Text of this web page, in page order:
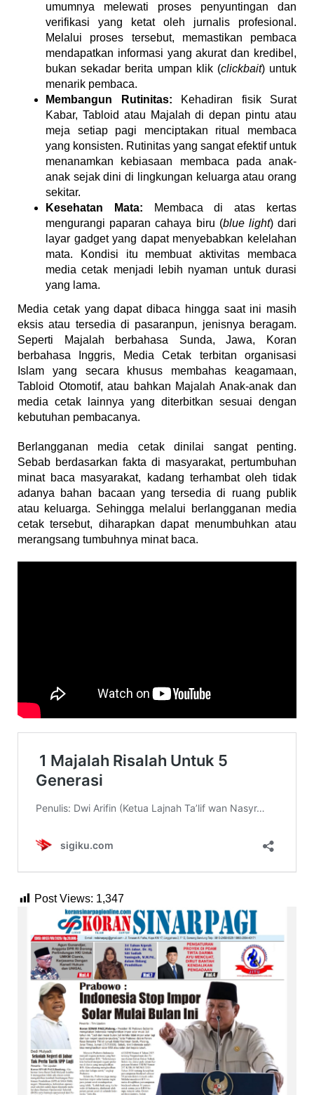
umumnya melewati proses penyuntingan dan
verifikasi yang ketat oleh jurnalis profesional.
Melalui proses tersebut, memastikan pembaca
mendapatkan informasi yang akurat dan kredibel,
bukan sekadar berita umpan klik (clickbait) untuk
menarik pembaca.
Membangun Rutinitas: Kehadiran fisik Surat
Kabar, Tabloid atau Majalah di depan pintu atau
meja setiap pagi menciptakan ritual membaca
yang konsisten. Rutinitas yang sangat efektif untuk
menanamkan kebiasaan membaca pada anak-
anak sejak dini di lingkungan keluarga atau orang
sekitar.
Kesehatan Mata: Membaca di atas kertas
mengurangi paparan cahaya biru (blue light) dari
layar gadget yang dapat menyebabkan kelelahan
mata. Kondisi itu membuat aktivitas membaca
media cetak menjadi lebih nyaman untuk durasi
yang lama.
Media cetak yang dapat dibaca hingga saat ini masih
eksis atau tersedia di pasaranpun, jenisnya beragam.
Seperti Majalah berbahasa Sunda, Jawa, Koran
berbahasa Inggris, Media Cetak terbitan organisasi
Islam yang secara khusus membahas keagamaan,
Tabloid Otomotif, atau bahkan Majalah Anak-anak dan
media cetak lainnya yang diterbitkan sesuai dengan
kebutuhan pembacanya.
Berlangganan media cetak dinilai sangat penting.
Sebab berdasarkan fakta di masyarakat, pertumbuhan
minat baca masyarakat, kadang terhambat oleh tidak
adanya bahan bacaan yang tersedia di ruang publik
atau keluarga. Sehingga melalui berlangganan media
cetak tersebut, diharapkan dapat menumbuhkan atau
merangsang tumbuhnya minat baca.
Post Views: 1,347